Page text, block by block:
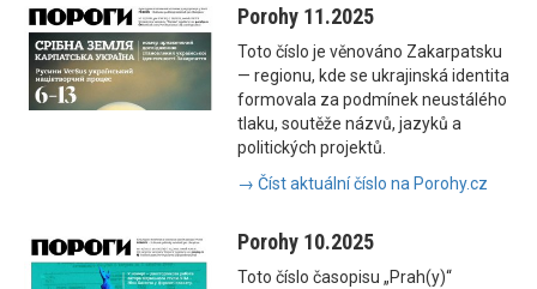
Porohy 11.2025
Toto číslo je věnováno Zakarpatsku
— regionu, kde se ukrajinská identita
formovala za podmínek neustálého
tlaku, soutěže názvů, jazyků a
politických projektů.
→ Číst aktuální číslo na Porohy.cz
Porohy 10.2025
Toto číslo časopisu „Prah(y)“